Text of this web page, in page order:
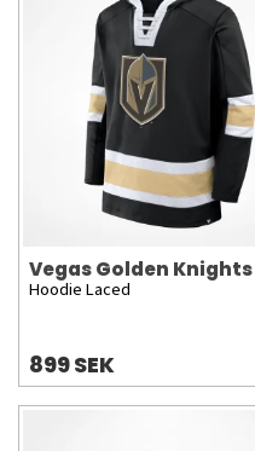
Vegas Golden Knights
Hoodie Laced
899 SEK